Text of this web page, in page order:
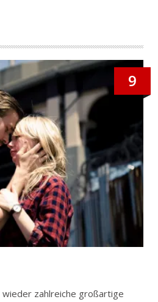
9
zahlreiche großartige